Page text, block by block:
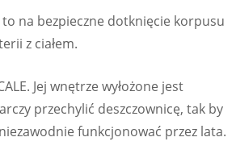
to na bezpieczne dotknięcie korpusu
z ciałem.
Jej wnętrze wyłożone jest
przechylić deszczownicę, tak by
funkcjonować przez lata.